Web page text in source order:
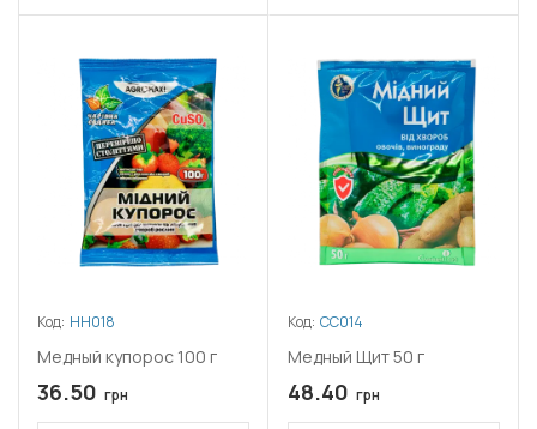
Код: НН018
Медный купорос 100 г
36.50 грн
Код: СС014
Медный Щит 50 г
48.40 грн